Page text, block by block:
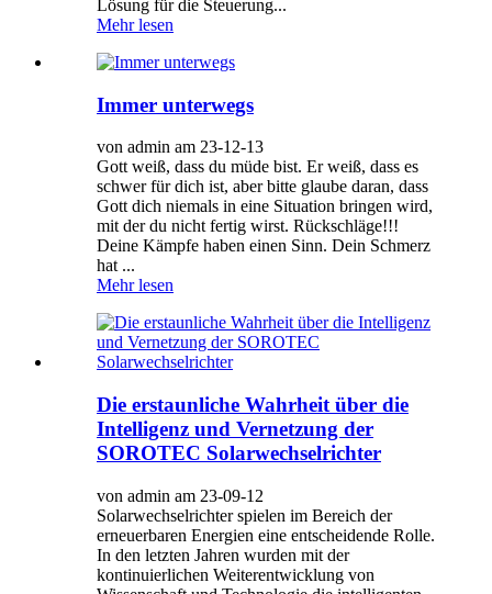
Lösung für die Steuerung...
Mehr lesen
Immer unterwegs
von admin am 23-12-13
Gott weiß, dass du müde bist. Er weiß, dass es
schwer für dich ist, aber bitte glaube daran, dass
Gott dich niemals in eine Situation bringen wird,
mit der du nicht fertig wirst. Rückschläge!!!
Deine Kämpfe haben einen Sinn. Dein Schmerz
hat ...
Mehr lesen
Die erstaunliche Wahrheit über die
Intelligenz und Vernetzung der
SOROTEC Solarwechselrichter
von admin am 23-09-12
Solarwechselrichter spielen im Bereich der
erneuerbaren Energien eine entscheidende Rolle.
In den letzten Jahren wurden mit der
kontinuierlichen Weiterentwicklung von